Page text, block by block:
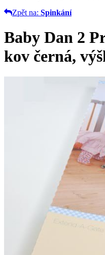
Zpět na: Spinkání
Baby Dan 2
kov černá,